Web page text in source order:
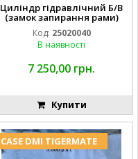
Циліндр гідравлічний Б/В
(замок запирання рами)
2''X4'' 25320040
Код: 25020040
В наявності
7 250,00 грн.
Купити
CASE DMI TIGERMATE